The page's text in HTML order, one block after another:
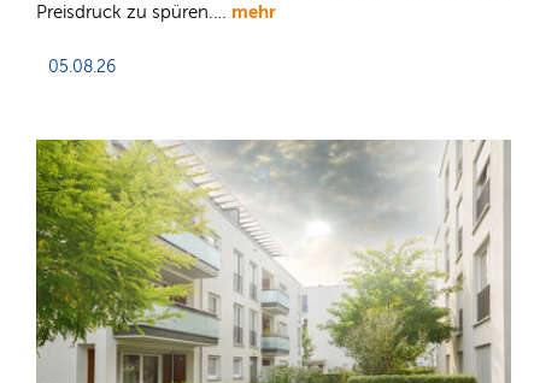
Preisdruck zu spüren.… mehr
05.08.26